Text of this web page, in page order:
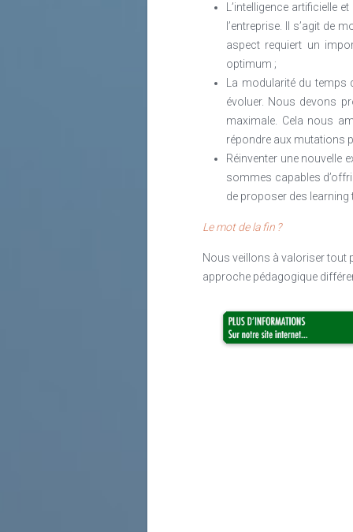
L’intelligence artificielle
l’entreprise. Il s’agit de
aspect requiert un
optimum ;
La modularité du
évoluer. Nous devons
maximale. Cela nous
répondre aux mutations
Réinventer une nouvelle
sommes capables
de proposer des learning
Le mot de la fin ?
Nous veillons à valoriser tout
approche pédagogique